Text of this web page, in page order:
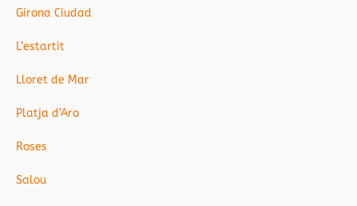
Girona Ciudad
L’estartit
Lloret de Mar
Platja d’Aro
Roses
Salou